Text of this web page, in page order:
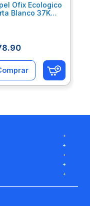
Ofix Ecologico
Blanco 37K
.90
+
+
+
+
+